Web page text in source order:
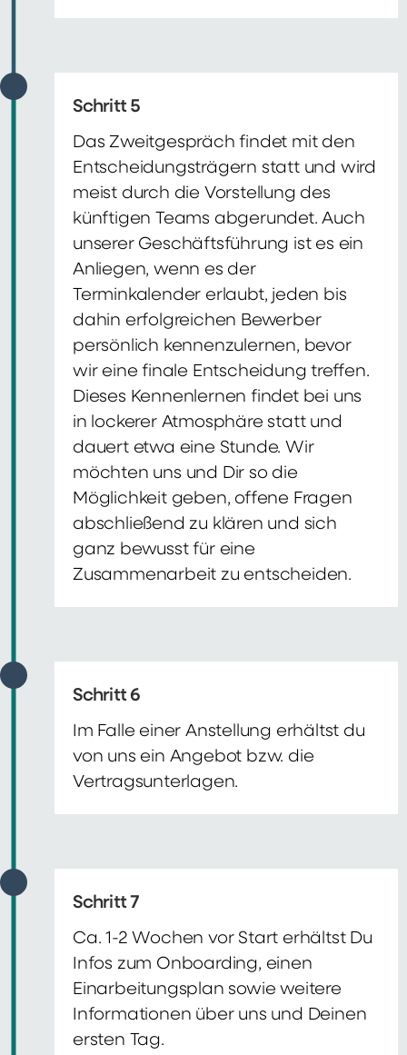
Schritt 5
Das Zweitgespräch findet mit den
Entscheidungsträgern statt und wird
meist durch die Vorstellung des
künftigen Teams abgerundet. Auch
unserer Geschäftsführung ist es ein
Anliegen, wenn es der
Terminkalender erlaubt, jeden bis
dahin erfolgreichen Bewerber
persönlich kennenzulernen, bevor
wir eine finale Entscheidung treffen.
Dieses Kennenlernen findet bei uns
in lockerer Atmosphäre statt und
dauert etwa eine Stunde. Wir
möchten uns und Dir so die
Möglichkeit geben, offene Fragen
abschließend zu klären und sich
ganz bewusst für eine
Zusammenarbeit zu entscheiden.
Schritt 6
Im Falle einer Anstellung erhältst du
von uns ein Angebot bzw. die
Vertragsunterlagen.
Schritt 7
Ca. 1-2 Wochen vor Start erhältst Du
Infos zum Onboarding, einen
Einarbeitungsplan sowie weitere
Informationen über uns und Deinen
ersten Tag.